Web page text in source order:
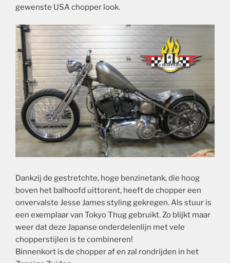
gewenste USA chopper look.
Dankzij de gestretchte, hoge benzinetank, die hoog
boven het balhoofd uittorent, heeft de chopper een
onvervalste Jesse James styling gekregen. Als stuur is
een exemplaar van Tokyo Thug gebruikt. Zo blijkt maar
weer dat deze Japanse onderdelenlijn met vele
chopperstijlen is te combineren!
Binnenkort is de chopper af en zal rondrijden in het